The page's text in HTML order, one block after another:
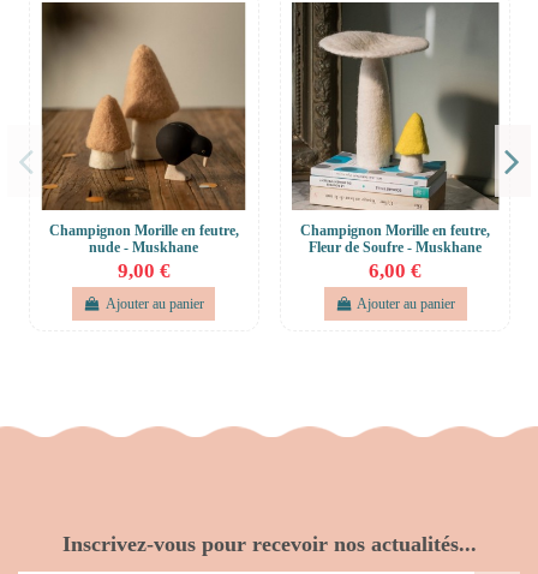
Champignon Morille en feutre,
nude - Muskhane
9,00 €
Ajouter au panier
Champignon Morille en feutre,
Fleur de Soufre - Muskhane
6,00 €
Ajouter au panier
Inscrivez-vous pour recevoir nos actualités...